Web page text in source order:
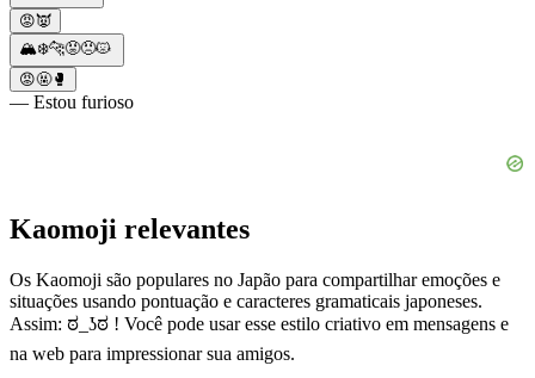
😡👿
🏔️❄️🐆😡😠😾
😡🤬🥊
— Estou furioso
Kaomoji relevantes
Os Kaomoji são populares no Japão para compartilhar emoções e
situações usando pontuação e caracteres gramaticais japoneses.
Assim: ಠ_ʖಠ ! Você pode usar esse estilo criativo em mensagens e
na web para impressionar sua amigos.